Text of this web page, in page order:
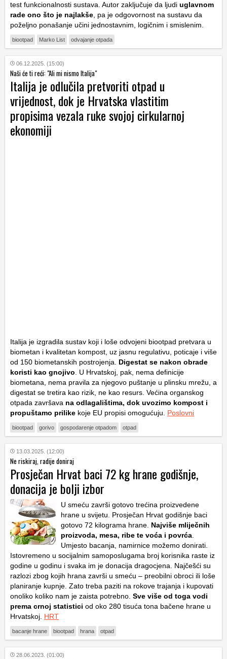
test funkcionalnosti sustava. Autor zaključuje da ljudi uglavnom
rade ono što je najlakše , pa je odgovornost na sustavu da
poželjno ponašanje učini jednostavnim, logičnim i smislenim.
biootpad Marko List odvajanje otpada
06.12.2025. (15:00)
Naši će ti reći: "Ali mi nismo Italija"
Italija je odlučila pretvoriti otpad u
vrijednost, dok je Hrvatska vlastitim
propisima vezala ruke svojoj cirkularnoj
ekonomiji
Italija je izgradila sustav koji i loše odvojeni biootpad pretvara u
biometan i kvalitetan kompost, uz jasnu regulativu, poticaje i više
od 150 biometanskih postrojenja. Digestat se nakon obrade
koristi kao gnojivo . U Hrvatskoj, pak, nema definicije
biometana, nema pravila za njegovo puštanje u plinsku mrežu, a
digestat se tretira kao rizik, ne kao resurs. Većina organskog
otpada završava na odlagalištima, dok uvozimo kompost i
propuštamo prilike koje EU propisi omogućuju. Poslovni
biootpad gorivo gospodarenje otpadom otpad
13.03.2025. (12:00)
Ne riskiraj, radije doniraj
Prosječan Hrvat baci 72 kg hrane godišnje,
donacija je bolji izbor
U smeću završi gotovo trećina proizvedene
hrane u svijetu. Prosječan Hrvat godišnje baci
gotovo 72 kilograma hrane. Najviše mliječnih
proizvoda, mesa, ribe te voća i povrća
Umjesto bacanja, namirnice možemo donirati.
Istovremeno u socijalnim samoposlugama broj korisnika raste iz
godine u godinu i svaka im je donacija dragocjena. Najčešći su
razlozi zbog kojih hrana završi u smeću – preobilni obroci ili loše
planiranje kupnje. Zato treba paziti na rokove trajanja i kupovati
onoliko koliko nam je zaista potrebno. Sve više od toga vodi
prema crnoj statistici od oko 280 tisuća tona bačene hrane u
Hrvatskoj. HRT
bacanje hrane biootpad hrana otpad
28.06.2023. (01:00)